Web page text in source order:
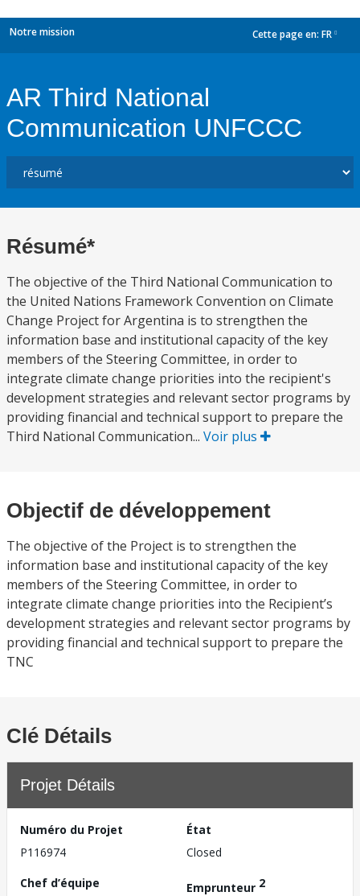
Notre mission Cette page en: FR
AR Third National
Communication UNFCCC
Résumé*
The objective of the Third National Communication to
the United Nations Framework Convention on Climate
Change Project for Argentina is to strengthen the
information base and institutional capacity of the key
members of the Steering Committee, in order to
integrate climate change priorities into the recipient's
development strategies and relevant sector programs by
providing financial and technical support to prepare the
Third National Communication... Voir plus
Objectif de développement
The objective of the Project is to strengthen the
information base and institutional capacity of the key
members of the Steering Committee, in order to
integrate climate change priorities into the Recipient’s
development strategies and relevant sector programs by
providing financial and technical support to prepare the
TNC
Clé Détails
Projet Détails
Numéro du Projet
P116974
État
Closed
Chef d’équipe
Emprunteur 2